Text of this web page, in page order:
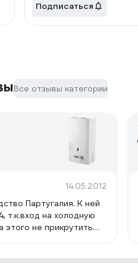
Подписаться
Все отзывы категории
14.05.2012
Партугалия. К ней
т.к.вход на холодную
этого не прикрутить